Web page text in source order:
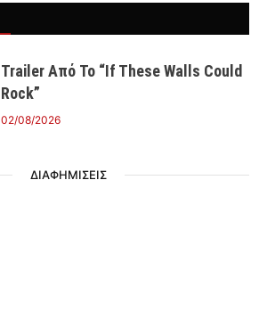
Trailer Από Το “If These Walls Could
Rock”
02/08/2026
ΔΙΑΦΗΜΙΣΕΙΣ